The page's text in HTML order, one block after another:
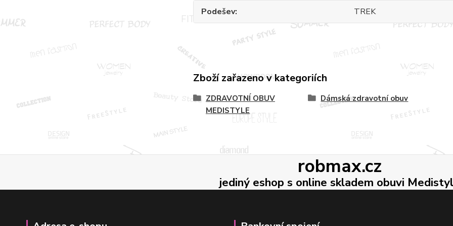
Podešev TREK
Zboží zařazeno v kategoriích
ZDRAVOTNÍ OBUV
MEDISTYLE
Dámská zdravotní obuv
robmax.cz
jediný eshop s online skladem obuvi